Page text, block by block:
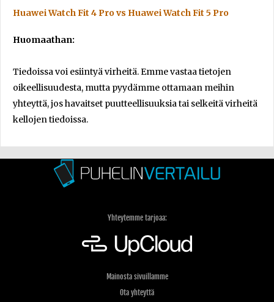
Huawei Watch Fit 4 Pro vs Huawei Watch Fit 5 Pro
Huomaathan:
Tiedoissa voi esiintyä virheitä. Emme vastaa tietojen
oikeellisuudesta, mutta pyydämme ottamaan meihin
yhteyttä, jos havaitset puutteellisuuksia tai selkeitä virheitä
kellojen tiedoissa.
Yhteytemme tarjoaa:
Mainosta sivuillamme
Ota yhteyttä